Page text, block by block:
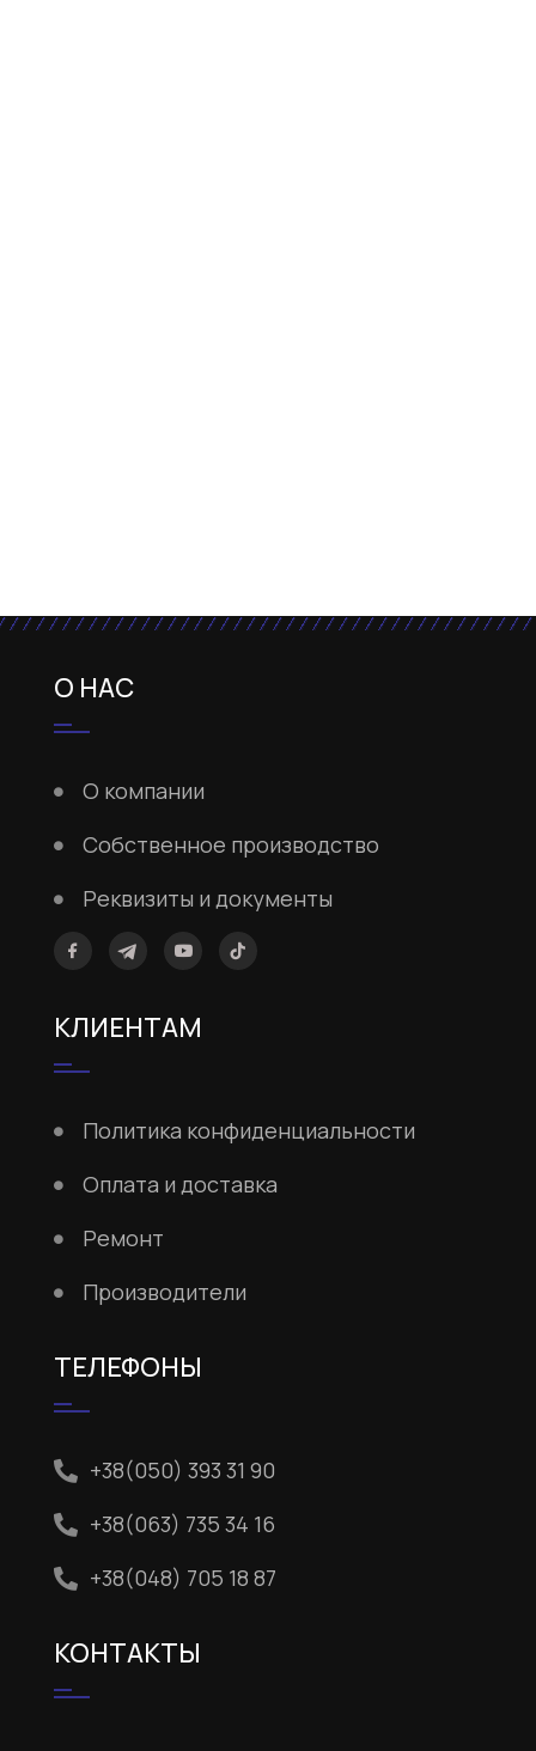
О НАС
О компании
Собственное производство
Реквизиты и документы
КЛИЕНТАМ
Политика конфиденциальности
Оплата и доставка
Ремонт
Производители
ТЕЛЕФОНЫ
+38(050) 393 31 90
+38(063) 735 34 16
+38(048) 705 18 87
КОНТАКТЫ